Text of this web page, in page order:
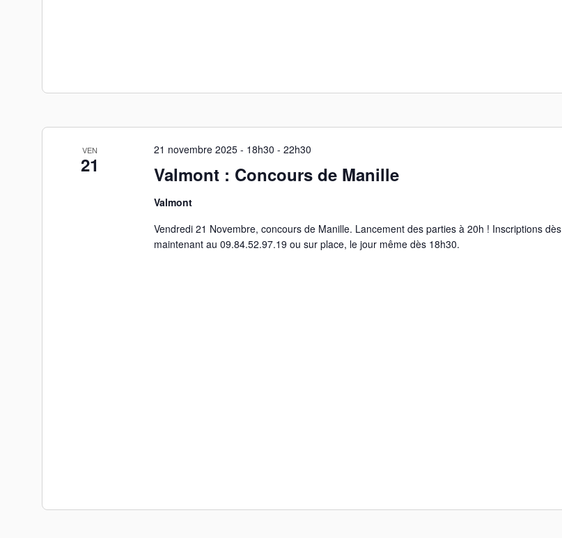
VEN
21 Valmont : Concours de Manille
21 novembre 2025 - 18h30 - 22h30
Valmont
Vendredi 21 Novembre, concours de Manille. Lancement des parties à 20h ! Inscriptions dès
maintenant au 09.84.52.97.19 ou sur place, le jour même dès 18h30.